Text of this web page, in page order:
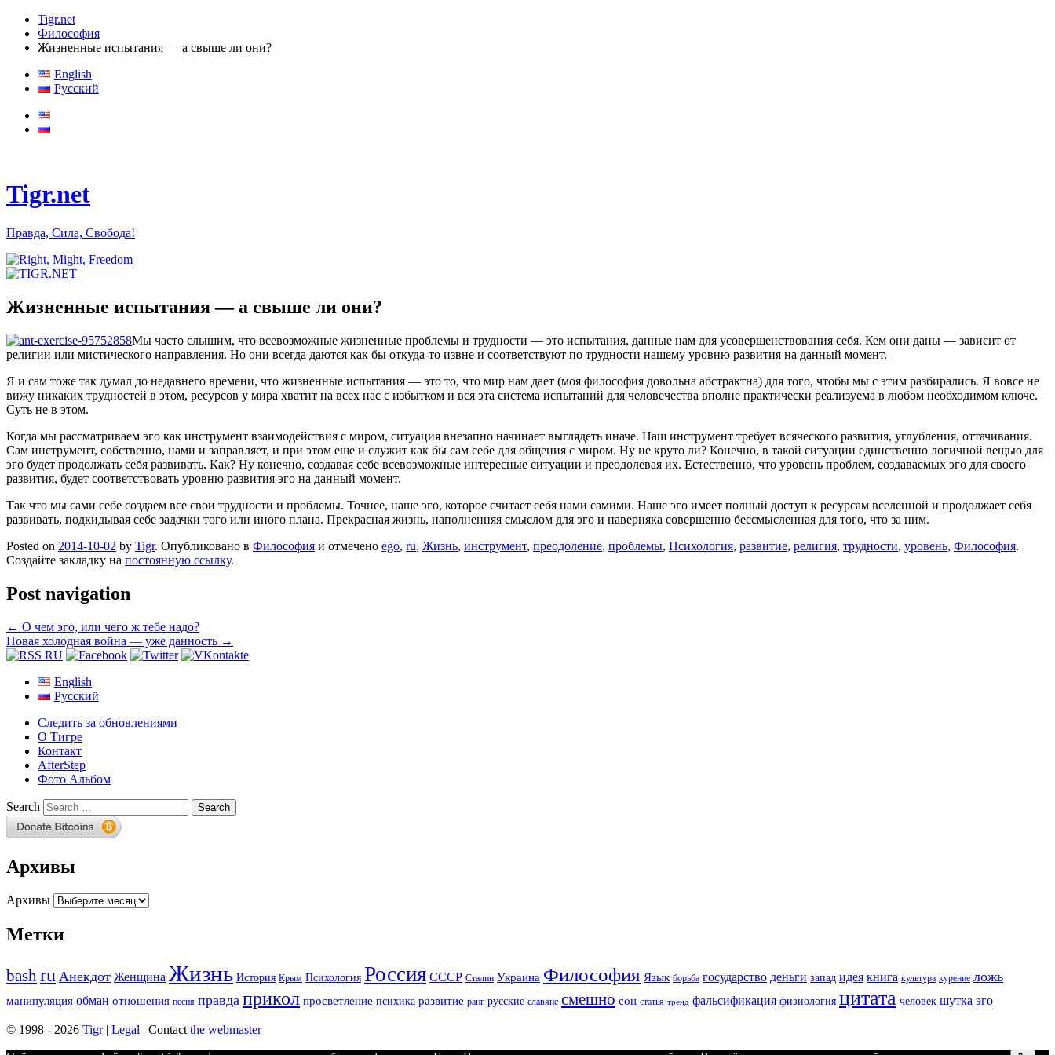
Tigr.net
Философия
Жизненные испытания — а свыше ли они?
English
Русский
Tigr.net
Правда, Сила, Свобода!
Жизненные испытания — а свыше ли они?
Мы часто слышим, что всевозможные жизненные проблемы и трудности — это испытания, данные нам для усовершенствования себя. Кем они даны — зависит от
религии или мистического направления. Но они всегда даются как бы откуда-то извне и соответствуют по трудности нашему уровню развития на данный момент.
Я и сам тоже так думал до недавнего времени, что жизненные испытания — это то, что мир нам дает (моя философия довольна абстрактна) для того, чтобы мы с этим разбирались. Я вовсе не
вижу никаких трудностей в этом, ресурсов у мира хватит на всех нас с избытком и вся эта система испытаний для человечества вполне практически реализуема в любом необходимом ключе.
Суть не в этом.
Когда мы рассматриваем эго как инструмент взаимодействия с миром, ситуация внезапно начинает выглядеть иначе. Наш инструмент требует всяческого развития, углубления, оттачивания.
Сам инструмент, собственно, нами и заправляет, и при этом еще и служит как бы сам себе для общения с миром. Ну не круто ли? Конечно, в такой ситуации единственно логичной вещью для
эго будет продолжать себя развивать. Как? Ну конечно, создавая себе всевозможные интересные ситуации и преодолевая их. Естественно, что уровень проблем, создаваемых эго для своего
развития, будет соответствовать уровню развития эго на данный момент.
Так что мы сами себе создаем все свои трудности и проблемы. Точнее, наше эго, которое считает себя нами самими. Наше эго имеет полный доступ к ресурсам вселенной и продолжает себя
развивать, подкидывая себе задачки того или иного плана. Прекрасная жизнь, наполненняя смыслом для эго и наверняка совершенно бессмысленная для того, что за ним.
Posted on 2014-10-02 by Tigr. Опубликовано в Философия и отмечено ego, ru, Жизнь, инструмент, преодоление, проблемы, Психология, развитие, религия, трудности, уровень, Философия.
Создайте закладку на постоянную ссылку.
Post navigation
← О чем эго, или чего ж тебе надо?
Новая холодная война — уже данность →
English
Русский
Следить за обновлениями
О Тигре
Контакт
AfterStep
Фото Альбом
Search
Архивы
Архивы
Метки
bashru Анекдот Женщина Жизнь История Крым Психология Россия СССР Сталин Украина Философия Язык борьба государство деньги запад идея книга культура курение ложь
манипуляция обман отношения песня правда прикол просветление психика развитие ранг русские славяне смешно сон статья тренд фальсификация физиология цитата человек шутка эго
© 1998 - 2026 Tigr| Legal | Contact the webmaster